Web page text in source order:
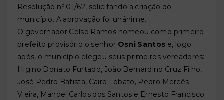
Resolução nº 01/62, solicitando a criação do
município. A aprovação foi unânime.
O governador Celso Ramos nomeou como primeiro
prefeito provisório o senhor Osni Santos e, logo
após, o município elegeu seus primeiros vereadores:
Higino Donato Furtado, João Bernardino Cruz Filho,
José Pedro Batista, Cairo Lobato, Pedro Mercês
Vieira, Manoel Carlos dos Santos e Ernesto Francisco